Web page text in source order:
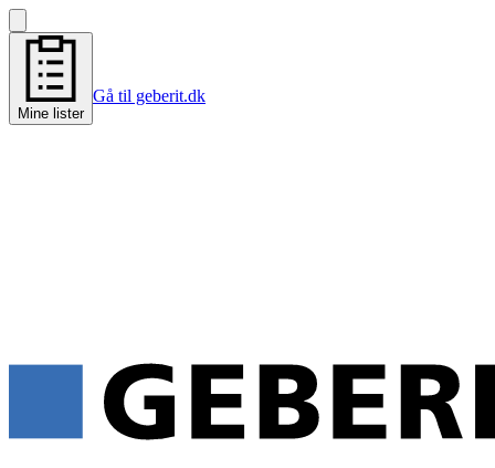
Mine lister
Gå til geberit.dk